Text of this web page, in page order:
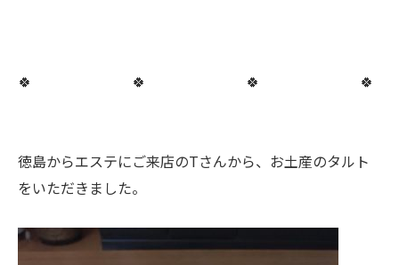
🍀 🍀 🍀 🍀
徳島からエステにご来店のTさんから、お土産のタルト
をいただきました。